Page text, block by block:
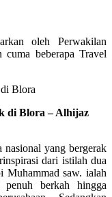
oleh Perwakilan
beberapa Travel
di Blora – Alhijaz
nasional yang bergerak
dari istilah dua
Muhammad saw. ialah
berkah hingga